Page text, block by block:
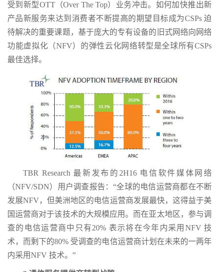
受到新型OTT（Over The Top）业务冲击。如何加快推出新
产品新服务来达到消费者不断提高的期望目标成为CSPs 迫
待解决的重要课题，基于庞大的专有设备的旧式网络向网络
功能虚拟化（NFV）的弹性云化网络转型是全球所有CSPs
最佳选择。
TBR Research 最新发布的2H16 电信软件媒体网络
（NFV/SDN）用户调查报告：“全球的电信运营商都在不断
发展NFV，但美洲地区的电信运营商发展最快，这得益于美
国运营商对于该技术的大规模应用。而在亚太地区，参与调
查的电信运营商中只有20% 表示将在今年内采用NFV 技
术，而剩下的80% 受调查的电信运营商计划在未来的一两年
内采用NFV 技术。”